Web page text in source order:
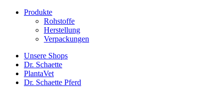
Produkte
Rohstoffe
Herstellung
Verpackungen
Unsere Shops
Dr. Schaette
PlantaVet
Dr. Schaette Pferd